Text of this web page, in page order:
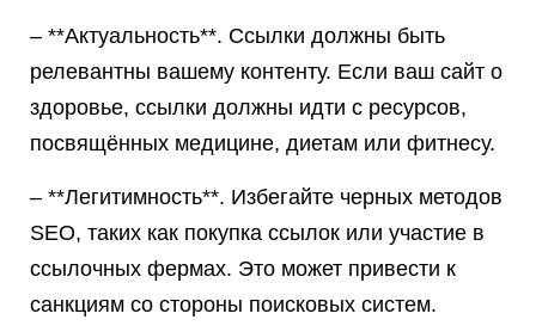
– **Актуальность**. Ссылки должны быть
релевантны вашему контенту. Если ваш сайт о
здоровье, ссылки должны идти с ресурсов,
посвящённых медицине, диетам или фитнесу.
– **Легитимность**. Избегайте черных методов
SEO, таких как покупка ссылок или участие в
ссылочных фермах. Это может привести к
санкциям со стороны поисковых систем.